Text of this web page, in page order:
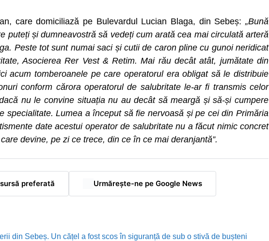
care domiciliază pe Bulevardul Lucian Blaga, din Sebeș: „Bună
puteți și dumneavostră să vedeți cum arată cea mai circulată arteră
Peste tot sunt numai saci și cutii de caron pline cu gunoi neridicat
Asocierea Rer Vest & Retim. Mai rău decât atât, jumătate din
acum tomberoanele pe care operatorul era obligat să le distribuie
conform cărora operatorul de salubritate le-ar fi transmis celor
nu le convine situația nu au decât să meargă și să-și cumpere
specialitate. Lumea a început să fie nervoasă și pe cei din Primăria
date acestui operator de salubritate nu a făcut nimic concret
devine, pe zi ce trece, din ce în ce mai deranjantă”.
preferată Urmărește-ne pe Google News
din Sebeș. Un cățel a fost scos în siguranță de sub o stivă de bușteni